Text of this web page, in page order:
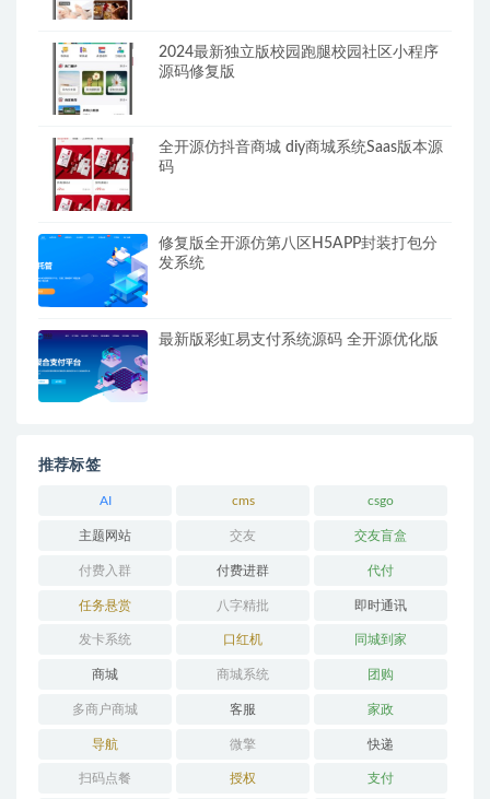
2024最新独立版校园跑腿校园社区小程序
源码修复版
全开源仿抖音商城 diy商城系统Saas版本源
码
修复版全开源仿第八区H5APP封装打包分
发系统
最新版彩虹易支付系统源码 全开源优化版
推荐标签
AI cms csgo
主题网站 交友 交友盲盒
付费入群 付费进群 代付
任务悬赏 八字精批 即时通讯
发卡系统 口红机 同城到家
商城 商城系统 团购
多商户商城 客服 家政
导航 微擎 快递
扫码点餐 授权 支付